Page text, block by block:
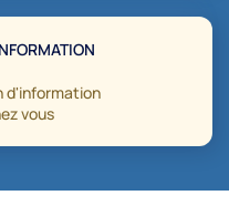
d'information
vous